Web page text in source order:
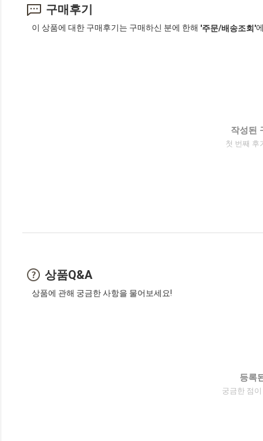
구매후기
이 상품에 대한 구매후기는 구매하신 분에 한해 '주문/배송조회'
작성된
첫 번째 후
상품Q&A
상품에 관해 궁금한 사항을 물어보세요!
등록
궁금한 점